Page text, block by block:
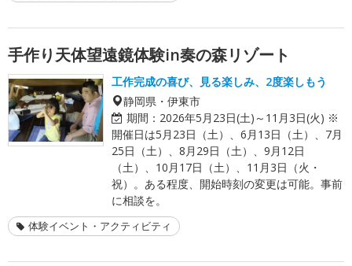
手作り天体望遠鏡体験in奏の森リゾート
工作完成の喜び、見る楽しみ、2度楽しもう
静岡県・伊東市
期間： 2026年5月23日(土)～11月3日(火) ※
開催日は5月23日（土）、6月13日（土）、7月
25日（土）、8月29日（土）、9月12日
（土）、10月17日（土）、11月3日（火・
祝）。ある程度、開始時刻の変更は可能。事前
に相談を。
体験イベント・アクティビティ